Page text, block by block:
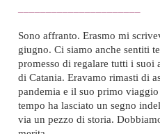
Sono affranto. Erasmo mi
giugno. Ci siamo anche sentiti
promesso di regalare tutti i suoi
di Catania. Eravamo rimasti di
pandemia e il suo primo
tempo ha lasciato un segno
via un pezzo di storia.